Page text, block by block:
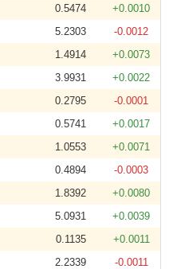
0.5474
+0.0010
5.2303
-0.0012
1.4914
+0.0073
3.9931
+0.0022
0.2795
-0.0001
0.5741
+0.0017
1.0553
+0.0071
0.4894
-0.0003
1.8392
+0.0080
5.0931
+0.0039
0.1135
+0.0011
2.2339
-0.0011